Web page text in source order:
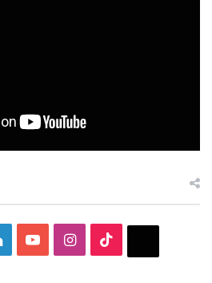
LinkedInYouTubeInstagram